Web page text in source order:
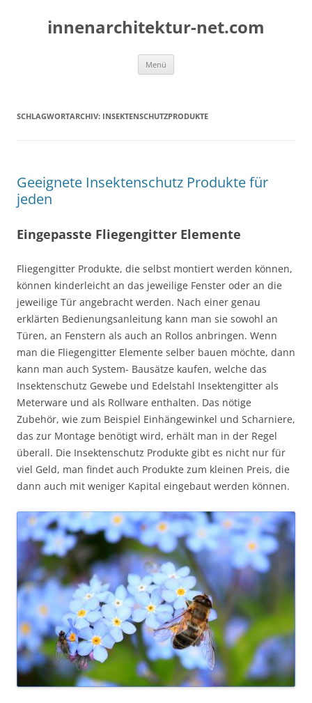
springeninnenarchitektur-net.com
Menü
SCHLAGWORTARCHIV: INSEKTENSCHUTZPRODUKTE
Geeignete Insektenschutz Produkte für
jeden
Eingepasste Fliegengitter Elemente
Fliegengitter Produkte, die selbst montiert werden können,
können kinderleicht an das jeweilige Fenster oder an die
jeweilige Tür angebracht werden. Nach einer genau
erklärten Bedienungsanleitung kann man sie sowohl an
Türen, an Fenstern als auch an Rollos anbringen. Wenn
man die Fliegengitter Elemente selber bauen möchte, dann
kann man auch System- Bausätze kaufen, welche das
Insektenschutz Gewebe und Edelstahl Insektengitter als
Meterware und als Rollware enthalten. Das nötige
Zubehör, wie zum Beispiel Einhängewinkel und Scharniere,
das zur Montage benötigt wird, erhält man in der Regel
überall. Die Insektenschutz Produkte gibt es nicht nur für
viel Geld, man findet auch Produkte zum kleinen Preis, die
dann auch mit weniger Kapital eingebaut werden können.